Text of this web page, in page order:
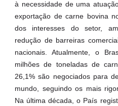
à necessidade de uma
exportação de carne bovina
dos interesses do setor,
redução de barreiras
nacionais. Atualmente, o
milhões de toneladas de
26,1% são negociados para
mundo, seguindo os mais
Na última década, o País